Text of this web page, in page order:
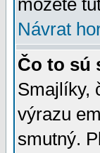
môžete
Návrat
Čo to sú
Smajlíky,
výrazu
smutný.